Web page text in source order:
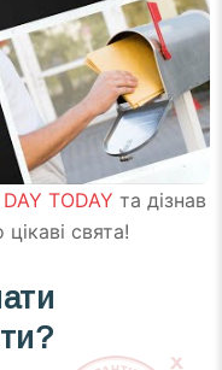
TODAY та дізнав
свята!
?